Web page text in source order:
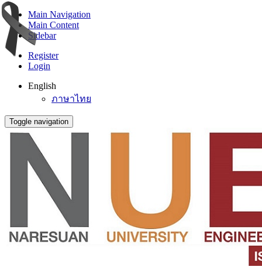
Main Navigation
Main Content
Sidebar
Register
Login
English
ภาษาไทย
Toggle navigation